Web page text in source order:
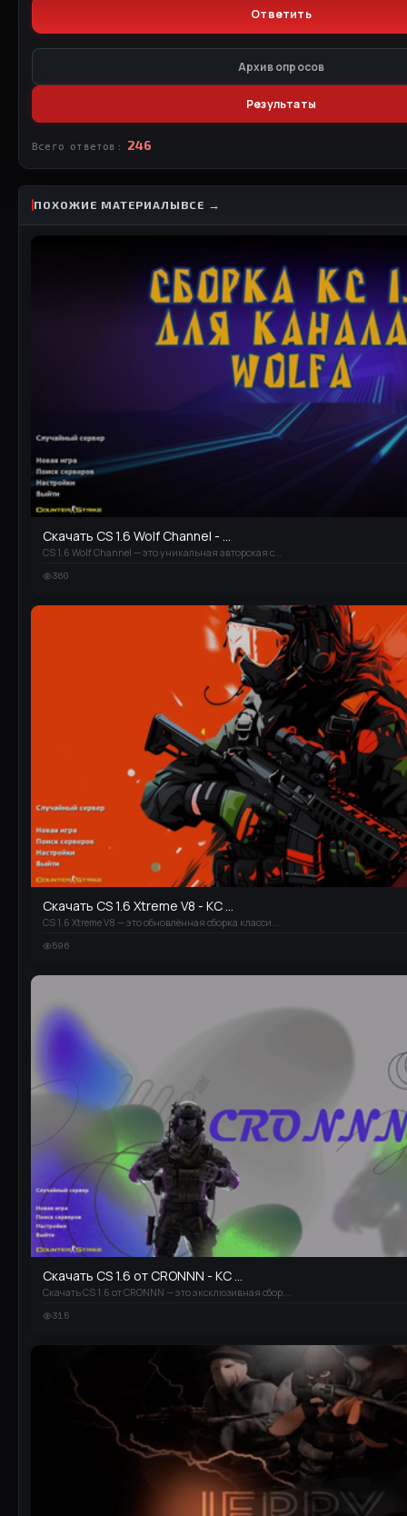
Архив опросов
Результаты
Всего ответов: 246
ПОХОЖИЕ МАТЕРИАЛЫ ВСЕ →
Скачать CS 1.6 Wolf Channel - ...
CS 1.6 Wolf Channel — это уникальная авторская с...
360
Скачать CS 1.6 Xtreme V8 - КС ...
CS 1.6 Xtreme V8 — это обновлённая сборка класси...
596
Скачать CS 1.6 от CRONNN - КС ...
Скачать CS 1.6 от CRONNN — это эксклюзивная сбор...
315